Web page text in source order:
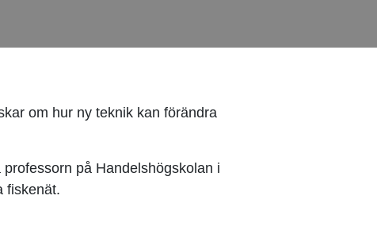
om hur ny teknik kan förändra
på Handelshögskolan i
fiskenät.